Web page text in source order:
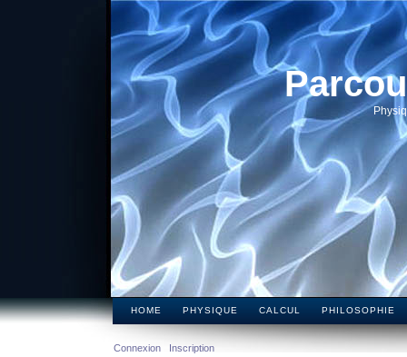
HOME PHYSIQUE CALCUL PHILOSOPHIE
Connexion Inscription